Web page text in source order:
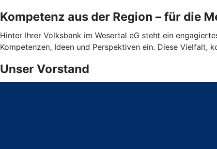
Kompetenz aus der Region – für die
Hinter Ihrer Volksbank im Wesertal eG steht ein
Kompetenzen, Ideen und Perspektiven ein. Diese Vielfalt,
Unser Vorstand